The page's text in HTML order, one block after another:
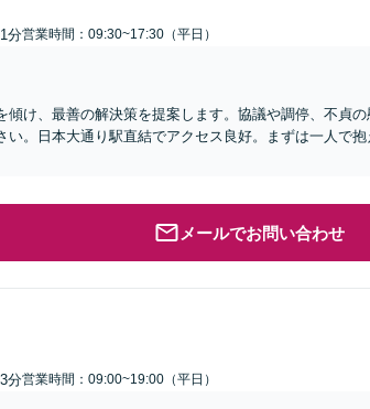
分営業時間：09:30~17:30（平日）
傾け、最善の解決策を提案します。協議や調停、不貞
。日本大通り駅直結でアクセス良好。まずは一人で抱
メールでお問い合わせ
分営業時間：09:00~19:00（平日）